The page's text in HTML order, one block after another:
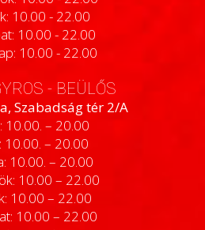
10.00 - 22.00
10.00 - 22.00
10.00 - 22.00
- BEÜLŐS
Szabadság tér 2/A
10.00. – 20.00
10.00. – 20.00
10.00. – 20.00
10.00 – 22.00
10.00 – 22.00
10.00 – 22.00